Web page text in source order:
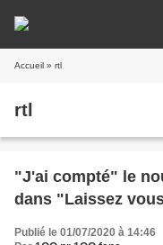
Accueil » rtl
rtl
"J'ai compté" le
dans "Laissez
Publié le 01/07/2020 à 14:46